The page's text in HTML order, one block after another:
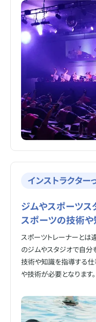
インストラクター
ジムやスポーツス
スポーツの技術や
スポーツトレーナーとは
のジムやスタジオで自分
技術や知識を指導する仕
や技術が必要となります。